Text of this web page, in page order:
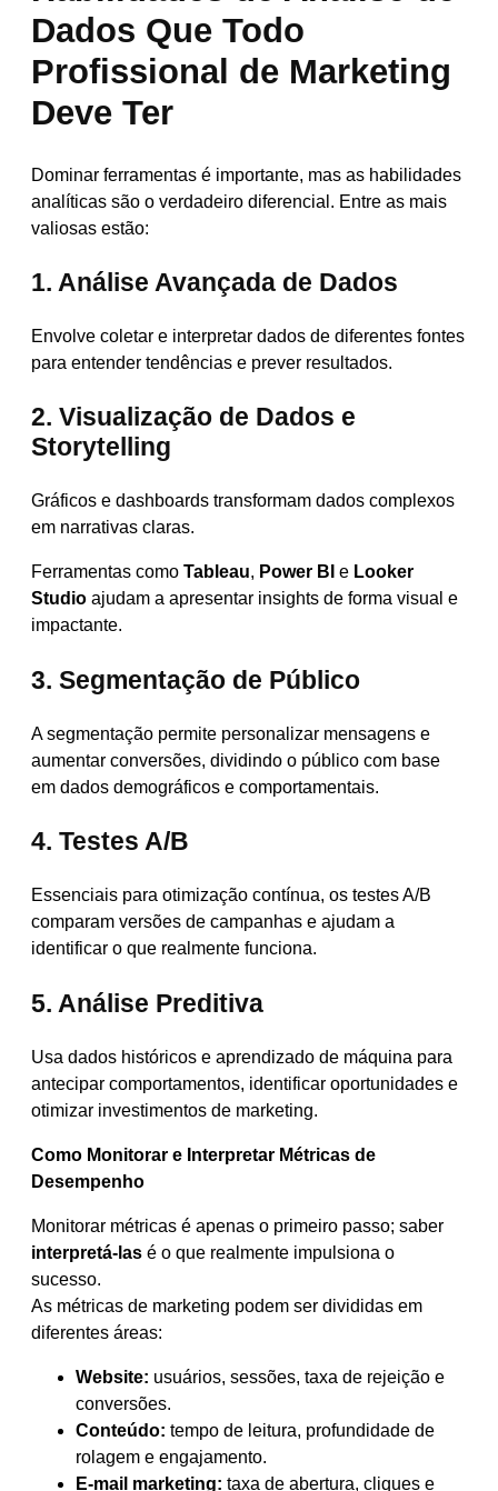
Dados Que Todo
Profissional de Marketing
Deve Ter
Dominar ferramentas é importante, mas as habilidades
analíticas são o verdadeiro diferencial. Entre as mais
valiosas estão:
1. Análise Avançada de Dados
Envolve coletar e interpretar dados de diferentes fontes
para entender tendências e prever resultados.
2. Visualização de Dados e
Storytelling
Gráficos e dashboards transformam dados complexos
em narrativas claras.
Ferramentas como Tableau, Power BI e Looker
Studio ajudam a apresentar insights de forma visual e
impactante.
3. Segmentação de Público
A segmentação permite personalizar mensagens e
aumentar conversões, dividindo o público com base
em dados demográficos e comportamentais.
4. Testes A/B
Essenciais para otimização contínua, os testes A/B
comparam versões de campanhas e ajudam a
identificar o que realmente funciona.
5. Análise Preditiva
Usa dados históricos e aprendizado de máquina para
antecipar comportamentos, identificar oportunidades e
otimizar investimentos de marketing.
Como Monitorar e Interpretar Métricas de
Desempenho
Monitorar métricas é apenas o primeiro passo; saber
interpretá-las é o que realmente impulsiona o
sucesso.
As métricas de marketing podem ser divididas em
diferentes áreas:
Website: usuários, sessões, taxa de rejeição e
conversões.
Conteúdo: tempo de leitura, profundidade de
rolagem e engajamento.
E-mail marketing: taxa de abertura, cliques e